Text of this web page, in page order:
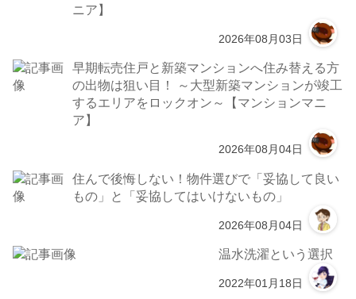
ニア】
2026年08月03日
早期転売住戸と新築マンションへ住み替える方
の出物は狙い目！ ～大型新築マンションが竣工
するエリアをロックオン～【マンションマニ
ア】
2026年08月04日
住んで後悔しない！物件選びで「妥協して良い
もの」と「妥協してはいけないもの」
2026年08月04日
温水洗濯という選択
2022年01月18日